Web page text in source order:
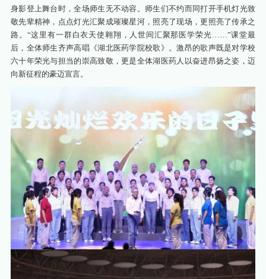
身影登上舞台时，全场师生无不动容。师生们不约而同打开手机灯光致
敬先辈精神，点点灯光汇聚成璀璨星河，照亮了现场，更照亮了传承之
路。“这里有一群白衣天使翱翔，人世间汇聚那医学荣光……”课堂最
后，全体师生齐声高唱《湖北医药学院校歌》。激昂的歌声既是对学校
六十年荣光与担当的崇高致敬，更是全体湖医药人以奋进昂扬之姿，迈
向新征程的豪迈宣言。